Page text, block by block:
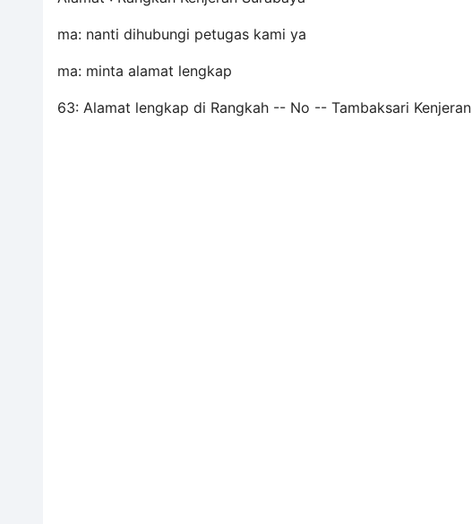
ma: nanti dihubungi petugas kami ya
ma: minta alamat lengkap
63: Alamat lengkap di Rangkah -- No -- Tambaksari Kenjeran